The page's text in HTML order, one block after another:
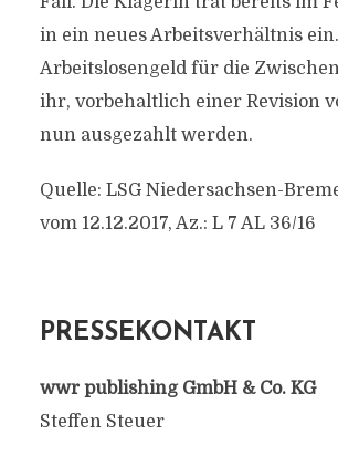
in ein neues Arbeitsverhältnis
Arbeitslosengeld für die
ihr, vorbehaltlich einer Revision
nun ausgezahlt werden.
Quelle: LSG Niedersachsen-
vom 12.12.2017, Az.: L 7 AL 36/16
PRESSEKONTAKT
wwr publishing GmbH & Co. KG
Steffen Steuer